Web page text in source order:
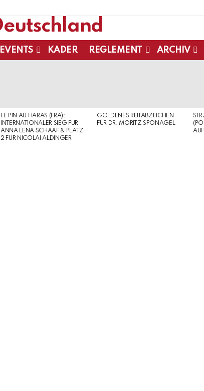
EVENTS KADER REGLEMENT ARCHIV
LE PIN AU HARAS (FRA):
INTERNATIONALER SIEG FÜR
ANNA LENA SCHAAF & PLATZ
2 FÜR NICOLAI ALDINGER
GOLDENES REITABZEICHEN
FÜR DR. MORITZ SPONAGEL